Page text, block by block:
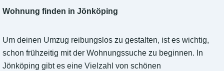
Wohnung finden in Jönköping
Um deinen Umzug reibungslos zu gestalten, ist es wichtig,
schon frühzeitig mit der Wohnungssuche zu beginnen. In
Jönköping gibt es eine Vielzahl von schönen